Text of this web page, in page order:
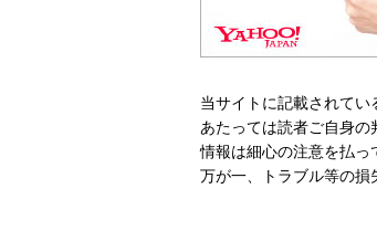
当サイトに記載されて
あたっては読者ご自身
情報は細心の注意を払っ
万が一、トラブル等の損